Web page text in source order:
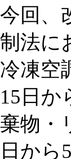
今回、
制法に
冷凍空
15日か
棄物・
日から